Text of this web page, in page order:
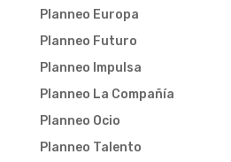
Planneo Europa
Planneo Futuro
Planneo Impulsa
Planneo La Compañía
Planneo Ocio
Planneo Talento